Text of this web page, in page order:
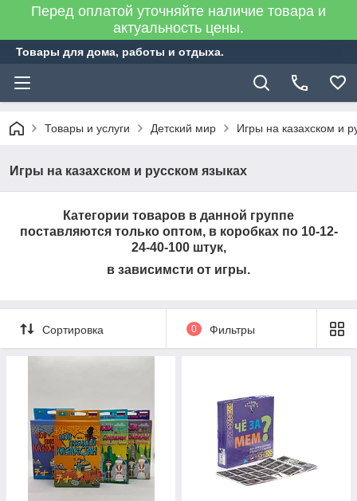
Перед оплатой уточняйте наличие товара и
актуальность цены.
Товары для дома, работы и отдыха.
Товары и услуги Детский мир Игры на казахском и
Игры на казахском и русском языках
Категории товаров в данной группе
поставляются только оптом, в коробках по 10-12-
24-40-100 штук,
в зависимсти от игры.
Сортировка 0 Фильтры